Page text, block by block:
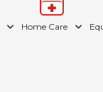
Home Care